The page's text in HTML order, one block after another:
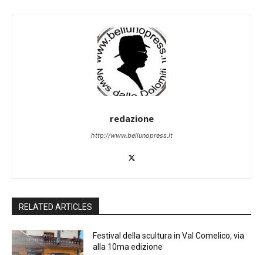
redazione
http://www.bellunopress.it
RELATED ARTICLES
Festival della scultura in Val Comelico, via
alla 10ma edizione